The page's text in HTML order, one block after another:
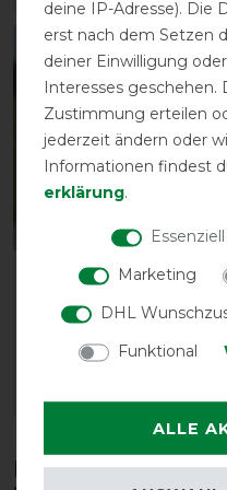
-10%
Bucas Buzz-Off
29,70 € *
Diese Produkte
deine IP-Adresse). Die
erst nach dem Setzen
deiner Einwilligung
Interesses geschehen.
Zustimmung erteilen
jederzeit ändern oder
Informationen findest
erklärung.
Essenziell
Marketing
DHL
Funktional
ALLE